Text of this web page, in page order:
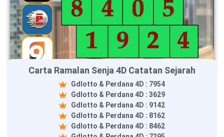
Carta Ramalan Senja 4D Catatan Sejarah
Gdlotto & Perdana 4D : 7954
Gdlotto & Perdana 4D : 3629
Gdlotto & Perdana 4D : 9142
Gdlotto & Perdana 4D : 8162
Gdlotto & Perdana 4D : 8462